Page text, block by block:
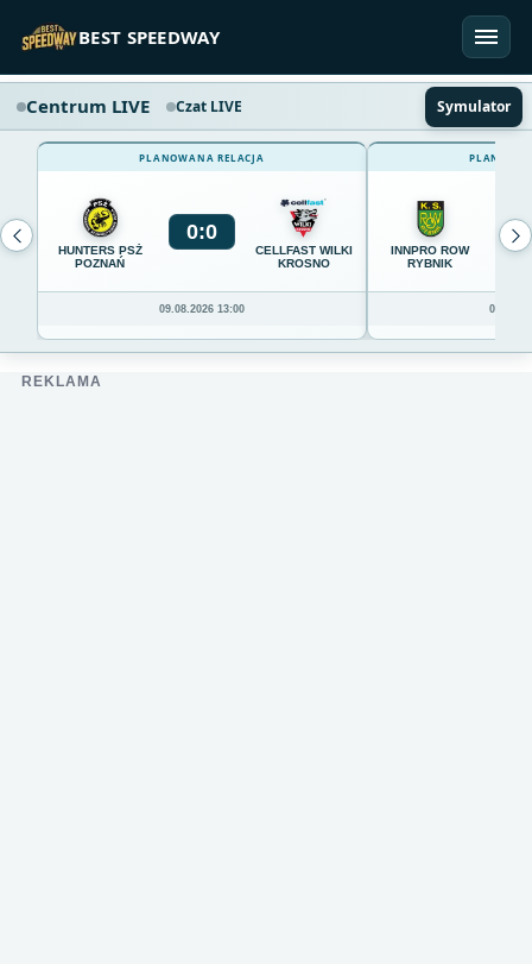
BEST SPEEDWAY
Centrum LIVE Czat LIVE Symulator
PLANOWANA RELACJA
HUNTERS PSŻ
POZNAŃ
0:0
CELLFAST WILKI
KROSNO
09.08.2026 13:00
INNPRO ROW
RYBNIK
0
REKLAMA